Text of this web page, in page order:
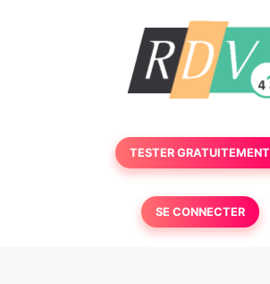
TESTER GRATUITEMENT
SE CONNECTER